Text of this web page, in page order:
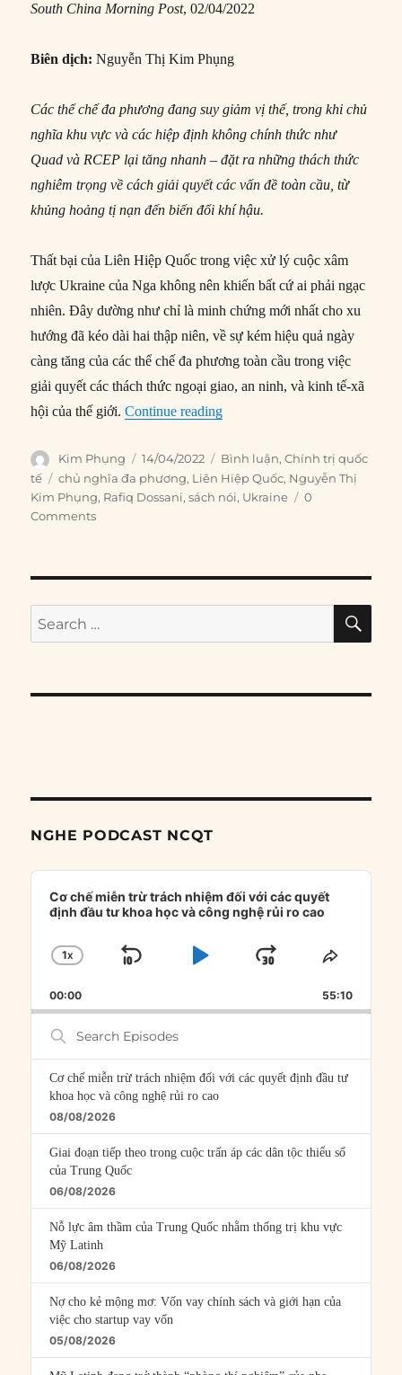
South China Morning Post, 02/04/2022
Biên dịch: Nguyễn Thị Kim Phụng
Các thể chế đa phương đang suy giảm vị thế, trong khi chủ
nghĩa khu vực và các hiệp định không chính thức như
Quad và RCEP lại tăng nhanh – đặt ra những thách thức
nghiêm trọng về cách giải quyết các vấn đề toàn cầu, từ
khủng hoảng tị nạn đến biến đổi khí hậu.
Thất bại của Liên Hiệp Quốc trong việc xử lý cuộc xâm
lược Ukraine của Nga không nên khiến bất cứ ai phải ngạc
nhiên. Đây dường như chỉ là minh chứng mới nhất cho xu
hướng đã kéo dài hai thập niên, về sự kém hiệu quả ngày
càng tăng của các thể chế đa phương toàn cầu trong việc
giải quyết các thách thức ngoại giao, an ninh, và kinh tế-xã
hội của thế giới.Continue reading“Chủ nghĩa đa phương đang
Author
Kim Phụng
Posted
on
14/04/2022 Categories
Bình luận,Chính trị quốc
tế
Tags
chủ nghĩa đa phương, Liên Hiệp Quốc, Nguyễn Thị
Kim Phụng, Rafiq Dossani,sách nói, Ukraine
0
Comments
Search
for:
NGHE PODCAST NCQT
Audio
Player
Cơ chế miễn trừ trách nhiệm đối với các quyết
định đầu tư khoa học và công nghệ rủi ro cao
CHANGE
RATE
1X
SKIP
PLAYJUMP
FORWARD
SHARE
00:00 55:10
Search
Episodes
Cơ chế miễn trừ trách nhiệm đối với các quyết định đầu tư
khoa học và công nghệ rủi ro cao
08/08/2026
Giai đoạn tiếp theo trong cuộc trấn áp các dân tộc thiểu số
của Trung Quốc
06/08/2026
Nỗ lực âm thầm của Trung Quốc nhằm thống trị khu vực
Mỹ Latinh
06/08/2026
Nợ cho kẻ mộng mơ: Vốn vay chính sách và giới hạn của
việc cho startup vay vốn
05/08/2026